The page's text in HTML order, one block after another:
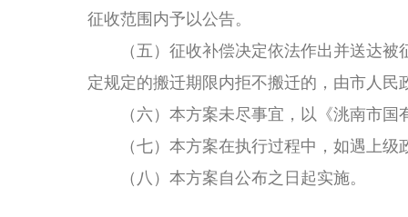
征收范围内予以公告。
（五）征收补偿决定依法作出并送达
定规定的搬迁期限内拒不搬迁的，由市人民
（六）本方案未尽事宜，以 《洮南市
（七）本方案在执行过程中，如遇上
（八）本方案自公布之日起实施。